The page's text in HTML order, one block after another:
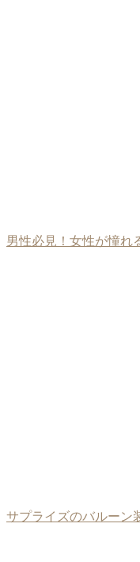
男性必見！女性が憧れ
サプライズのバルーン